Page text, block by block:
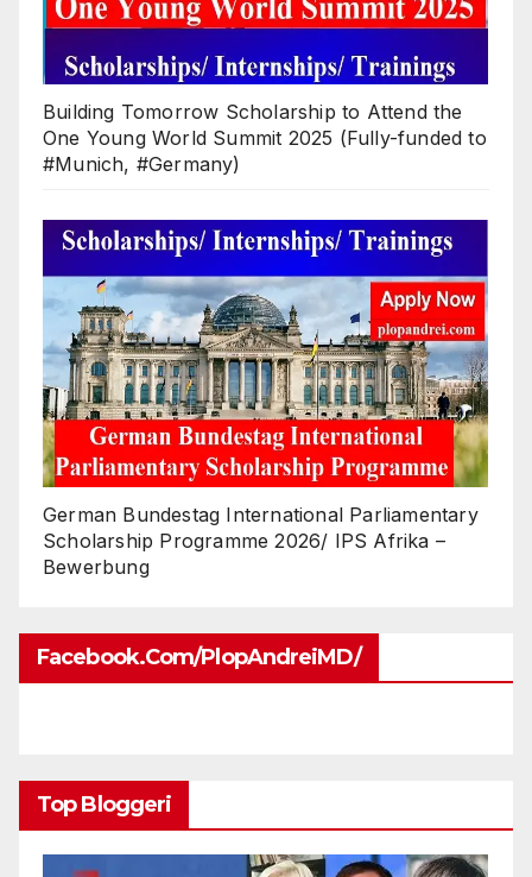
Building Tomorrow Scholarship to Attend the
One Young World Summit 2025 (Fully-funded to
#Munich, #Germany)
German Bundestag International Parliamentary
Scholarship Programme 2026/ IPS Afrika –
Bewerbung
Facebook.com/PlopAndreiMD/
Top Bloggeri